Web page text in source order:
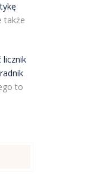
także
licznik
to